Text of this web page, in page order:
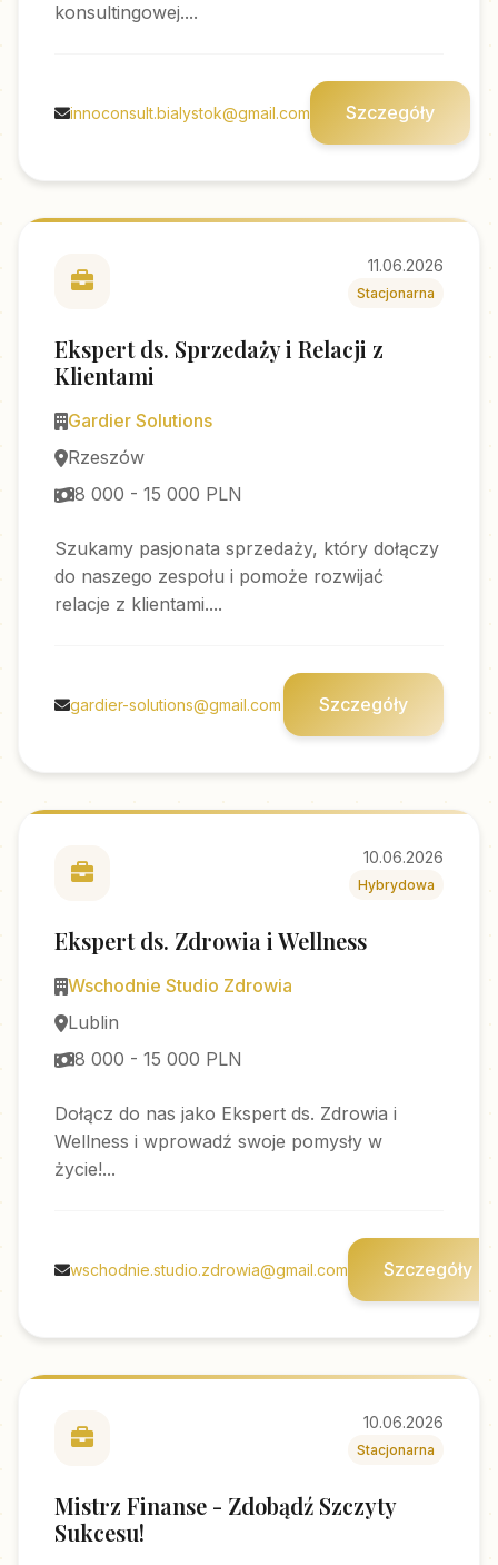
konsultingowej....
innoconsult.bialystok@gmail.com Szczegóły
11.06.2026
Stacjonarna
Ekspert ds. Sprzedaży i Relacji z
Klientami
Gardier Solutions
Rzeszów
8 000 - 15 000 PLN
Szukamy pasjonata sprzedaży, który dołączy
do naszego zespołu i pomoże rozwijać
relacje z klientami....
gardier-solutions@gmail.com Szczegóły
10.06.2026
Hybrydowa
Ekspert ds. Zdrowia i Wellness
Wschodnie Studio Zdrowia
Lublin
8 000 - 15 000 PLN
Dołącz do nas jako Ekspert ds. Zdrowia i
Wellness i wprowadź swoje pomysły w
życie!...
wschodnie.studio.zdrowia@gmail.com Szczegóły
10.06.2026
Stacjonarna
Mistrz Finanse - Zdobądź Szczyty
Sukcesu!